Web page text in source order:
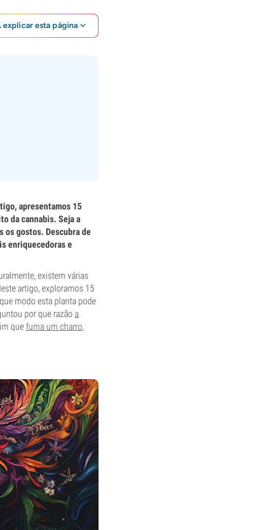
explicar esta página
apresentamos 15
da cannabis. Seja a
os gostos. Descubra de
enriquecedoras e
existem várias
artigo, exploramos 15
modo esta planta pode
por que razão a
quefuma um charro,